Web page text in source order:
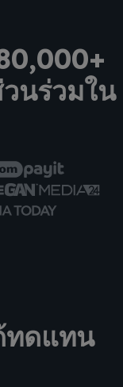
นร่วมใน
ทดแทน